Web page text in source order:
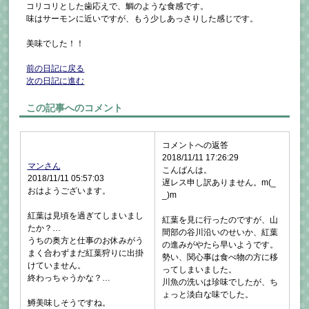
コリコリとした歯応えで、鯛のような食感です。
味はサーモンに近いですが、もう少しあっさりした感じです。
美味でした！！
前の日記に戻る
次の日記に進む
この記事へのコメント
マンさん
2018/11/11 05:57:03
おはようございます。
紅葉は見頃を過ぎてしまいまし
たか？…
うちの奥方と仕事のお休みがう
まく合わずまだ紅葉狩りに出掛
けていません。
終わっちゃうかな？…
鱒美味しそうですね。
コメントへの返答
2018/11/11 17:26:29
こんばんは。
遅レス申し訳ありません。m(_
_)m
紅葉を見に行ったのですが、山
間部の谷川沿いのせいか、紅葉
の進みがやたら早いようです。
勢い、関心事は食べ物の方に移
ってしまいました。
川魚の洗いは珍味でしたが、ち
ょっと淡白な味でした。